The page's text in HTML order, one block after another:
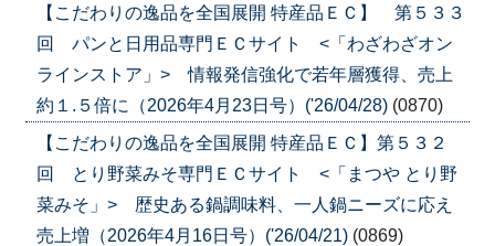
【こだわりの逸品を全国展開 特産品ＥＣ】 第５３３
回 パンと日用品専門ＥＣサイト <「わざわざオン
ラインストア」> 情報発信強化で若年層獲得、売上
約１.５倍に（2026年4月23日号）('26/04/28) (0870)
【こだわりの逸品を全国展開 特産品ＥＣ】第５３２
回 とり野菜みそ専門ＥＣサイト <「まつや とり野
菜みそ」> 歴史ある鍋調味料、一人鍋ニーズに応え
売上増（2026年4月16日号）('26/04/21) (0869)